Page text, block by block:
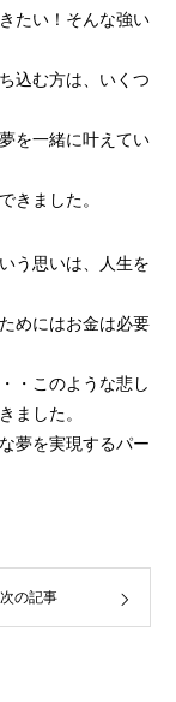
たい！そんな強い
込む方は、いくつ
を一緒に叶えてい
きました。
う思いは、人生を
めにはお金は必要
・このような悲し
ました。
夢を実現するパー
次の記事